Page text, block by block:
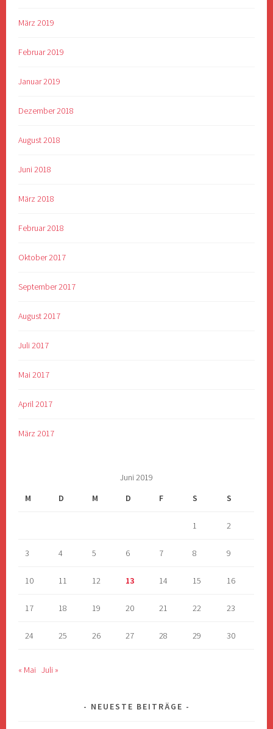
März 2019
Februar 2019
Januar 2019
Dezember 2018
August 2018
Juni 2018
März 2018
Februar 2018
Oktober 2017
September 2017
August 2017
Juli 2017
Mai 2017
April 2017
März 2017
Juni 2019
M
D M D F S S
1 2
3 4 5 6 7 8 9
10 11 12 13 14 15 16
17 18 19 20 21 22 23
24 25 26 27 28 29 30
« Mai Juli »
NEUESTE BEITRÄGE